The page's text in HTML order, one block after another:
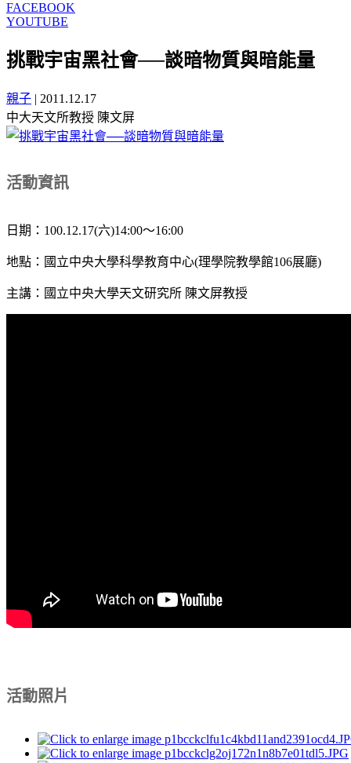
FACEBOOK
YOUTUBE
挑戰宇宙黑社會──談暗物質與暗能量
親子 | 2011.12.17
中大天文所教授 陳文屏
活動資訊
日期：100.12.17(六)14:00～16:00
地點：國立中央大學科學教育中心(理學院教學館106展廳)
主講：國立中央大學天文研究所 陳文屏教授
活動照片